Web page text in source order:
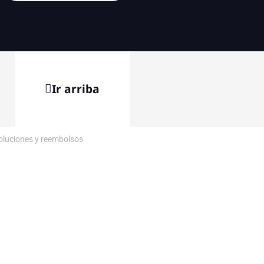
Ir arriba
y reembolsos